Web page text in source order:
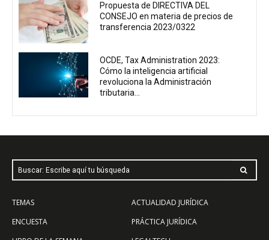
Propuesta de DIRECTIVA DEL
CONSEJO en materia de precios de
transferencia 2023/0322
OCDE, Tax Administration 2023:
Cómo la inteligencia artificial
revoluciona la Administración
tributaria...
Buscar: Escribe aquí tu búsqueda
TEMAS
ENCUESTA
ACTUALIDAD JURÍDICA
PRÁCTICA JURÍDICA